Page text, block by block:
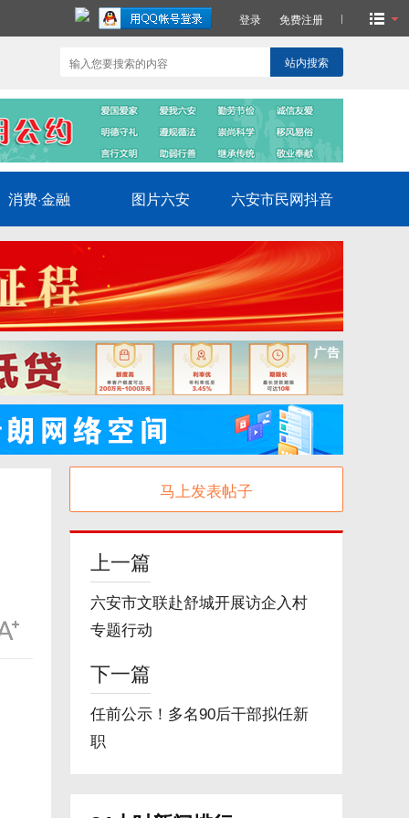
登录 免费注册
站内搜索
消费·金融 图片六安 六安市民网抖音
马上发表帖子
上一篇
六安市文联赴舒城开展访企入村
专题行动
下一篇
任前公示！多名90后干部拟任新
职